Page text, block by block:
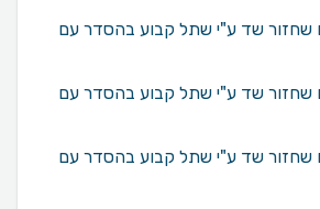
שחזור שד ע"י שתל קבוע בהסדר עם
שחזור שד ע"י שתל קבוע בהסדר עם
שחזור שד ע"י שתל קבוע בהסדר עם